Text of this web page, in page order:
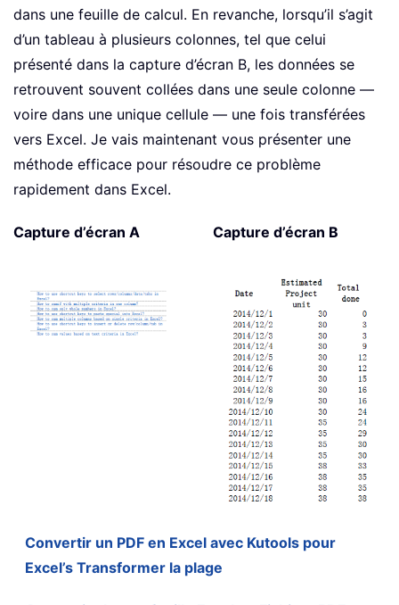
dans une feuille de calcul. En revanche, lorsqu’il s’agit
d’un tableau à plusieurs colonnes, tel que celui
présenté dans la capture d’écran B, les données se
retrouvent souvent collées dans une seule colonne —
voire dans une unique cellule — une fois transférées
vers Excel. Je vais maintenant vous présenter une
méthode efficace pour résoudre ce problème
rapidement dans Excel.
Capture d’écran A Capture d’écran B
Convertir un PDF en Excel avec Kutools pour
Excel’s Transformer la plage